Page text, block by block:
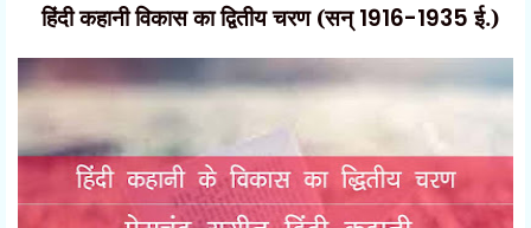
हिंदी कहानी विकास का द्वितीय चरण (सन् 1916-1935 ई.)